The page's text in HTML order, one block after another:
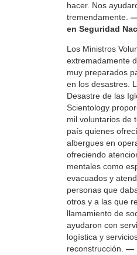
hacer. Nos
tremendamente.
en Seguridad
Los Ministros
extremadamente
muy preparados
en los desastres.
Desastre de las
Scientology
mil voluntarios de
país quienes
albergues en
ofreciendo
mentales como
evacuados y
personas que
otros y a las que
llamamiento de
ayudaron con
logística y
reconstrucción. —